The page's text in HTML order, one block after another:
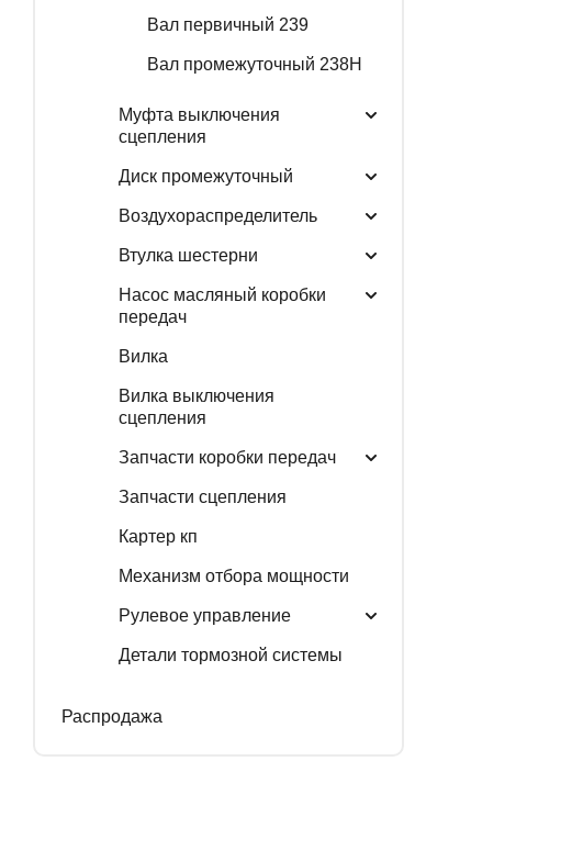
Вал первичный 239
Вал промежуточный 238Н
Муфта выключения
сцепления
Диск промежуточный
Воздухораспределитель
Втулка шестерни
Насос масляный коробки
передач
Вилка
Вилка выключения
сцепления
Запчасти коробки передач
Запчасти сцепления
Картер кп
Механизм отбора мощности
Рулевое управление
Детали тормозной системы
Распродажа